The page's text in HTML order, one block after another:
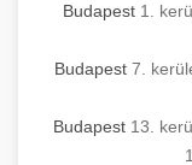
Budapest 1.
Budapest 7.
Budapest 13.